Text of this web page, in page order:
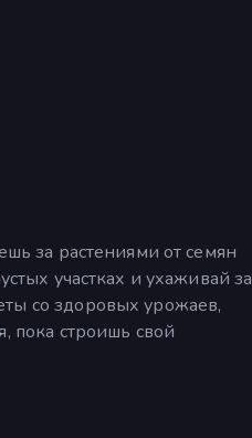
за растениями от семян
участках и ухаживай за
со здоровых урожаев,
пока строишь свой